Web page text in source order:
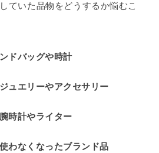
ていた品物をどうするか悩むこ
ドバッグや時計
ュエリーやアクセサリー
時計やライター
わなくなったブランド品